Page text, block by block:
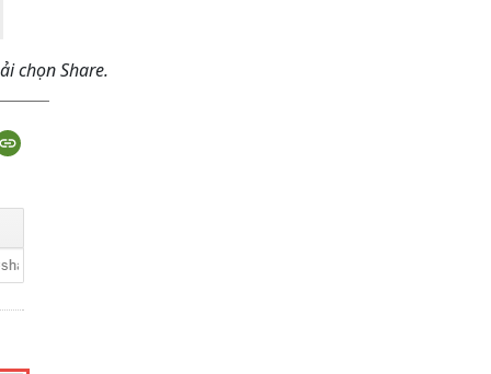
chọn Share.